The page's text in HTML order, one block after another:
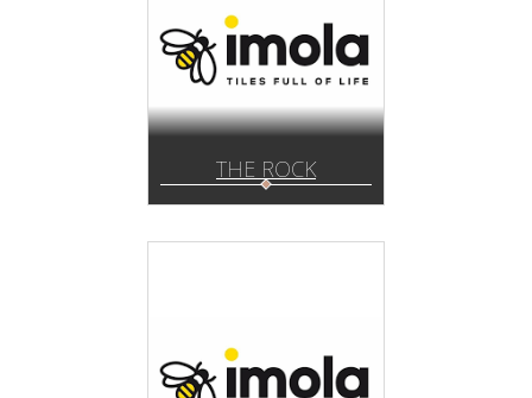
THE ROCK